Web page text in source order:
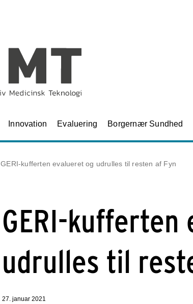
Innovation Evaluering Borgernær Sundhed
GERI-kufferten evalueret og udrulles til resten af Fyn
GERI-kufferten
udrulles til
27. januar 2021